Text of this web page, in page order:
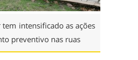
intensificado as ações
preventivo nas ruas